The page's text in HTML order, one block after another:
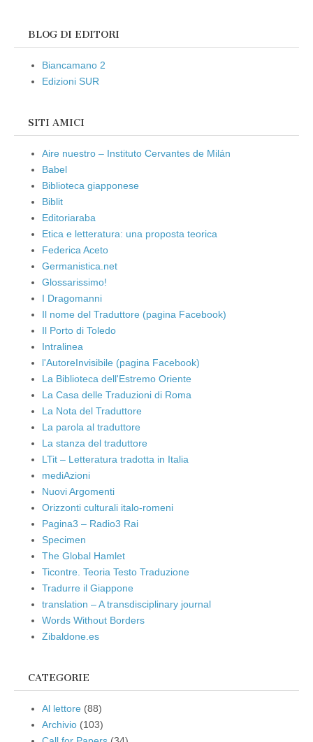
BLOG DI EDITORI
Biancamano 2
Edizioni SUR
SITI AMICI
Aire nuestro – Instituto Cervantes de Milán
Babel
Biblioteca giapponese
Biblit
Editoriaraba
Etica e letteratura: una proposta teorica
Federica Aceto
Germanistica.net
Glossarissimo!
I Dragomanni
Il nome del Traduttore (pagina Facebook)
Il Porto di Toledo
Intralinea
l'AutoreInvisibile (pagina Facebook)
La Biblioteca dell'Estremo Oriente
La Casa delle Traduzioni di Roma
La Nota del Traduttore
La parola al traduttore
La stanza del traduttore
LTit – Letteratura tradotta in Italia
mediAzioni
Nuovi Argomenti
Orizzonti culturali italo-romeni
Pagina3 – Radio3 Rai
Specimen
The Global Hamlet
Ticontre. Teoria Testo Traduzione
Tradurre il Giappone
translation – A transdisciplinary journal
Words Without Borders
Zibaldone.es
CATEGORIE
Al lettore (88)
Archivio (103)